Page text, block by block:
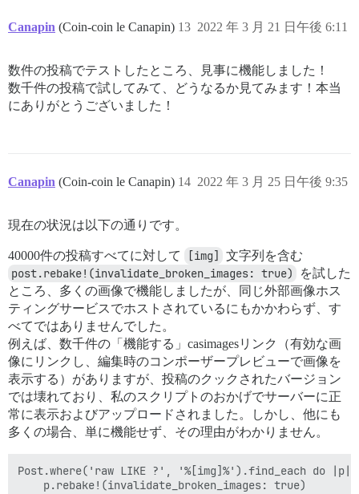
Canapin (Coin-coin le Canapin) 2022 年 3 月 21 日午後 6:11
13
数件の投稿でテストしたところ、見事に機能しました！
数千件の投稿で試してみて、どうなるか見てみます！本当
にありがとうございました！
Canapin (Coin-coin le Canapin) 2022 年 3 月 25 日午後 9:35
14
現在の状況は以下の通りです。
40000件の投稿すべてに対して [img] 文字列を含む
post.rebake!(invalidate_broken_images: true)
を試した
ところ、多くの画像で機能しましたが、同じ外部画像ホス
ティングサービスでホストされているにもかかわらず、す
べてではありませんでした。
例えば、数千件の「機能する」casimagesリンク（有効な画
像にリンクし、編集時のコンポーザープレビューで画像を
表示する）がありますが、投稿のクックされたバージョン
では壊れており、私のスクリプトのおかげでサーバーに正
常に表示およびアップロードされました。しかし、他にも
多くの場合、単に機能せず、その理由がわかりません。
Post.where('raw LIKE ?', '%[img]%').find_each do |p|
    p.rebake!(invalidate_broken_images: true)